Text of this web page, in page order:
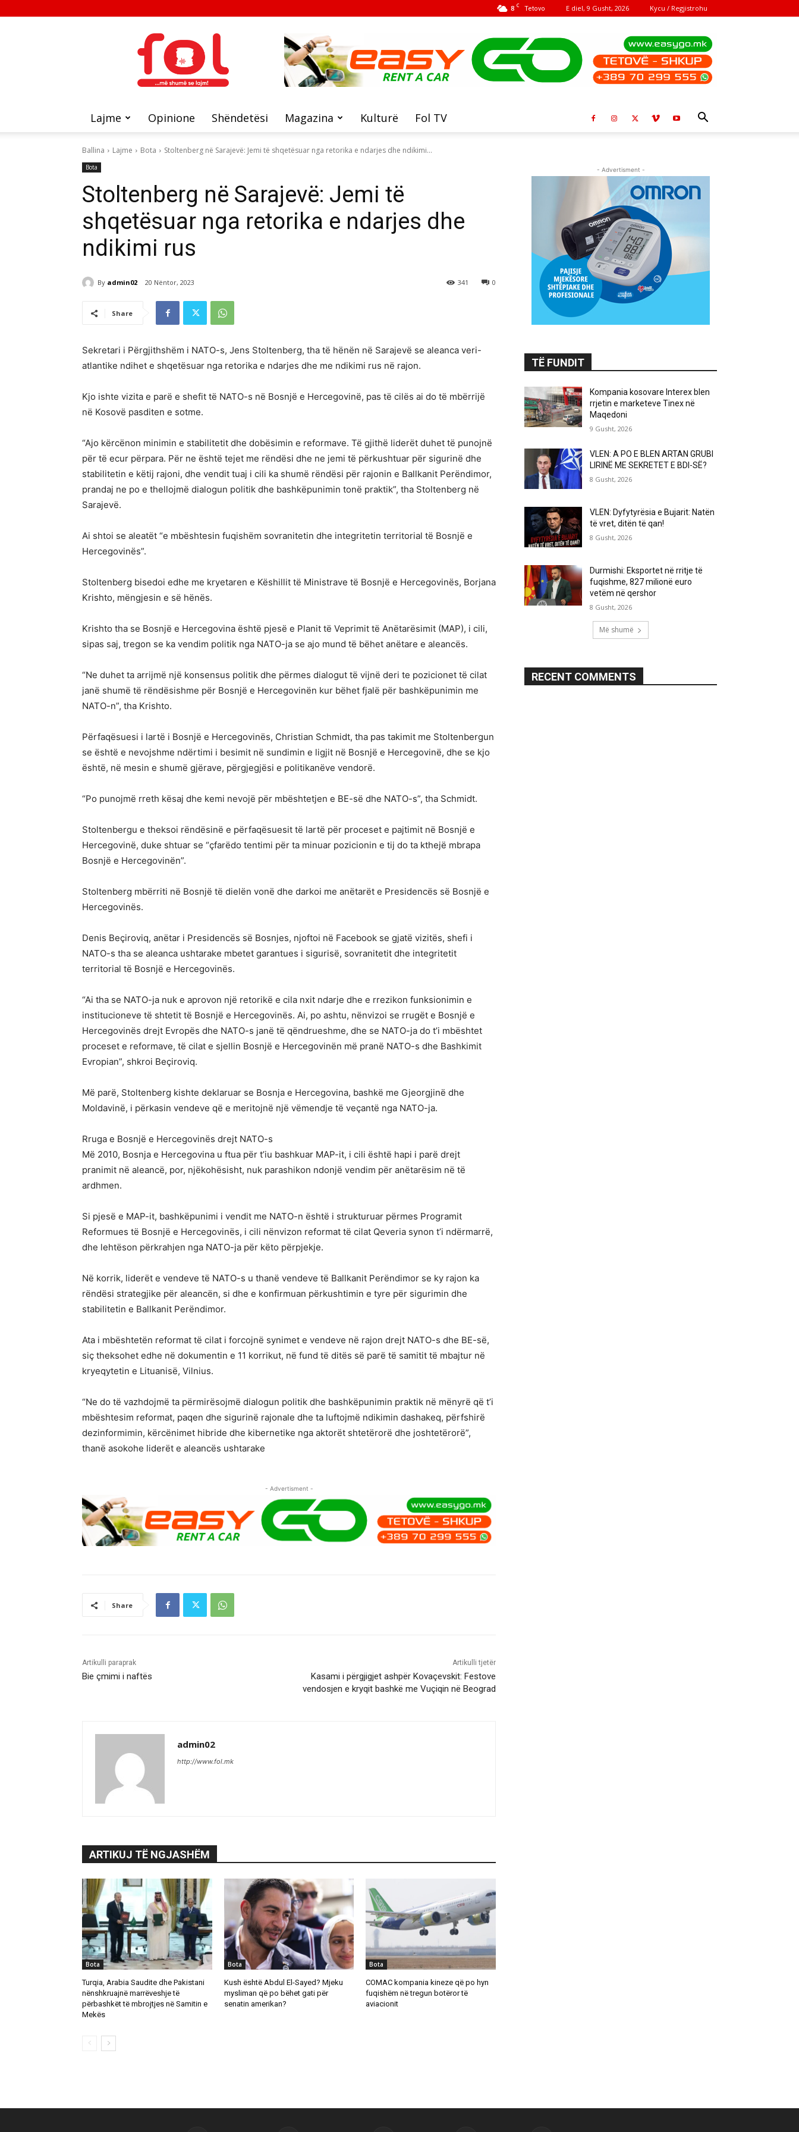
8 C Tetovo E diel, 9 Gusht, 2026 Kycu / Regjistrohu
FOL
Lajme Opinione Shëndetësi Magazina Kulturë Fol TV
Ballina Lajme Bota Stoltenberg në Sarajevë: Jemi të shqetësuar nga retorika e ndarjes dhe ndikimi...
Bota
Stoltenberg në Sarajevë: Jemi të
shqetësuar nga retorika e ndarjes dhe
ndikimi rus
By admin02 20 Nëntor, 2023 0
341
Share
Sekretari i Përgjithshëm i NATO-s, Jens Stoltenberg, tha të hënën në Sarajevë se aleanca veri-
atlantike ndihet e shqetësuar nga retorika e ndarjes dhe me ndikimi rus në rajon.
Kjo ishte vizita e parë e shefit të NATO-s në Bosnjë e Hercegovinë, pas të cilës ai do të mbërrijë
në Kosovë pasditen e sotme.
“Ajo kërcënon minimin e stabilitetit dhe dobësimin e reformave. Të gjithë liderët duhet të punojnë
për të ecur përpara. Për ne është tejet me rëndësi dhe ne jemi të përkushtuar për sigurinë dhe
stabilitetin e këtij rajoni, dhe vendit tuaj i cili ka shumë rëndësi për rajonin e Ballkanit Perëndimor,
prandaj ne po e thellojmë dialogun politik dhe bashkëpunimin tonë praktik”, tha Stoltenberg në
Sarajevë.
Ai shtoi se aleatët “e mbështesin fuqishëm sovranitetin dhe integritetin territorial të Bosnjë e
Hercegovinës”.
Stoltenberg bisedoi edhe me kryetaren e Këshillit të Ministrave të Bosnjë e Hercegovinës, Borjana
Krishto, mëngjesin e së hënës.
Krishto tha se Bosnjë e Hercegovina është pjesë e Planit të Veprimit të Anëtarësimit (MAP), i cili,
sipas saj, tregon se ka vendim politik nga NATO-ja se ajo mund të bëhet anëtare e aleancës.
“Ne duhet ta arrijmë një konsensus politik dhe përmes dialogut të vijnë deri te pozicionet të cilat
janë shumë të rëndësishme për Bosnjë e Hercegovinën kur bëhet fjalë për bashkëpunimin me
NATO-n”, tha Krishto.
Përfaqësuesi i lartë i Bosnjë e Hercegovinës, Christian Schmidt, tha pas takimit me Stoltenbergun
se është e nevojshme ndërtimi i besimit në sundimin e ligjit në Bosnjë e Hercegovinë, dhe se kjo
është, në mesin e shumë gjërave, përgjegjësi e politikanëve vendorë.
“Po punojmë rreth kësaj dhe kemi nevojë për mbështetjen e BE-së dhe NATO-s”, tha Schmidt.
Stoltenbergu e theksoi rëndësinë e përfaqësuesit të lartë për proceset e pajtimit në Bosnjë e
Hercegovinë, duke shtuar se “çfarëdo tentimi për ta minuar pozicionin e tij do ta kthejë mbrapa
Bosnjë e Hercegovinën”.
Stoltenberg mbërriti në Bosnjë të dielën vonë dhe darkoi me anëtarët e Presidencës së Bosnjë e
Hercegovinës.
Denis Beçiroviq, anëtar i Presidencës së Bosnjes, njoftoi në Facebook se gjatë vizitës, shefi i
NATO-s tha se aleanca ushtarake mbetet garantues i sigurisë, sovranitetit dhe integritetit
territorial të Bosnjë e Hercegovinës.
“Ai tha se NATO-ja nuk e aprovon një retorikë e cila nxit ndarje dhe e rrezikon funksionimin e
institucioneve të shtetit të Bosnjë e Hercegovinës. Ai, po ashtu, nënvizoi se rrugët e Bosnjë e
Hercegovinës drejt Evropës dhe NATO-s janë të qëndrueshme, dhe se NATO-ja do t’i mbështet
proceset e reformave, të cilat e sjellin Bosnjë e Hercegovinën më pranë NATO-s dhe Bashkimit
Evropian”, shkroi Beçiroviq.
Më parë, Stoltenberg kishte deklaruar se Bosnja e Hercegovina, bashkë me Gjeorgjinë dhe
Moldavinë, i përkasin vendeve që e meritojnë një vëmendje të veçantë nga NATO-ja.
Rruga e Bosnjë e Hercegovinës drejt NATO-s
Më 2010, Bosnja e Hercegovina u ftua për t’iu bashkuar MAP-it, i cili është hapi i parë drejt
pranimit në aleancë, por, njëkohësisht, nuk parashikon ndonjë vendim për anëtarësim në të
ardhmen.
Si pjesë e MAP-it, bashkëpunimi i vendit me NATO-n është i strukturuar përmes Programit
Reformues të Bosnjë e Hercegovinës, i cili nënvizon reformat të cilat Qeveria synon t’i ndërmarrë,
dhe lehtëson përkrahjen nga NATO-ja për këto përpjekje.
Në korrik, liderët e vendeve të NATO-s u thanë vendeve të Ballkanit Perëndimor se ky rajon ka
rëndësi strategjike për aleancën, si dhe e konfirmuan përkushtimin e tyre për sigurimin dhe
stabilitetin e Ballkanit Perëndimor.
Ata i mbështetën reformat të cilat i forcojnë synimet e vendeve në rajon drejt NATO-s dhe BE-së,
siç theksohet edhe në dokumentin e 11 korrikut, në fund të ditës së parë të samitit të mbajtur në
kryeqytetin e Lituanisë, Vilnius.
“Ne do të vazhdojmë ta përmirësojmë dialogun politik dhe bashkëpunimin praktik në mënyrë që t’i
mbështesim reformat, paqen dhe sigurinë rajonale dhe ta luftojmë ndikimin dashakeq, përfshirë
dezinformimin, kërcënimet hibride dhe kibernetike nga aktorët shtetërorë dhe joshtetërorë”,
thanë asokohe liderët e aleancës ushtarake
- Advertisment -
Share
Artikulli paraprak
Bie çmimi i naftës
Artikulli tjetër
Kasami i përgjigjet ashpër Kovaçevskit: Festove
vendosjen e kryqit bashkë me Vuçiqin në Beograd
admin02
http://www.fol.mk
ARTIKUJ TË NGJASHËM
Bota
Turqia, Arabia Saudite dhe Pakistani
nënshkruajnë marrëveshje të
përbashkët të mbrojtjes në Samitin e
Mekës
Bota
Kush është Abdul El-Sayed? Mjeku
mysliman që po bëhet gati për
senatin amerikan?
Bota
COMAC kompania kineze që po hyn
fuqishëm në tregun botëror të
aviacionit
- Advertisment -
TË FUNDIT
Kompania kosovare Interex blen
rrjetin e marketeve Tinex në
Maqedoni
9 Gusht, 2026
VLEN: A PO E BLEN ARTAN GRUBI
LIRINË ME SEKRETET E BDI-SË?
8 Gusht, 2026
VLEN: Dyfytyrësia e Bujarit: Natën
të vret, ditën të qan!
8 Gusht, 2026
Durmishi: Eksportet në rritje të
fuqishme, 827 milionë euro
vetëm në qershor
8 Gusht, 2026
Më shumë
RECENT COMMENTS